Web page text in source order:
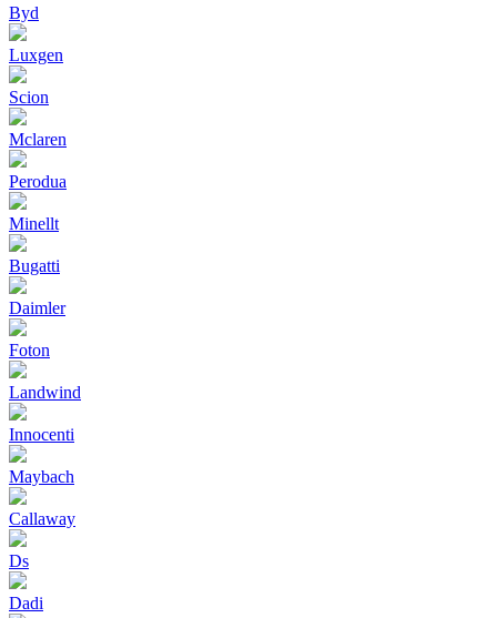
Byd
Luxgen
Scion
Mclaren
Perodua
Minellt
Bugatti
Daimler
Foton
Landwind
Innocenti
Maybach
Callaway
Ds
Dadi